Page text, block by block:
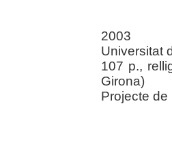
2003
Universitat
107 p.,
Girona)
Projecte de